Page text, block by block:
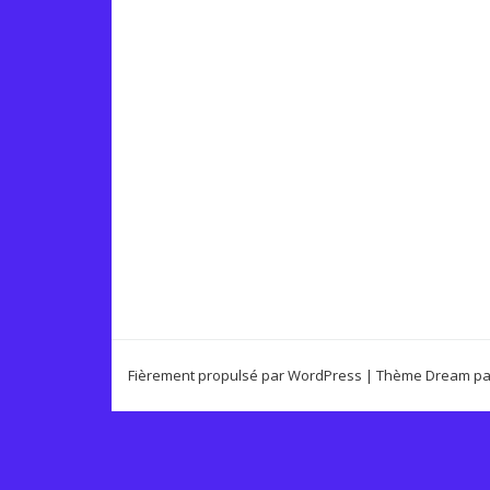
Fièrement propulsé par WordPress | Thème Dream